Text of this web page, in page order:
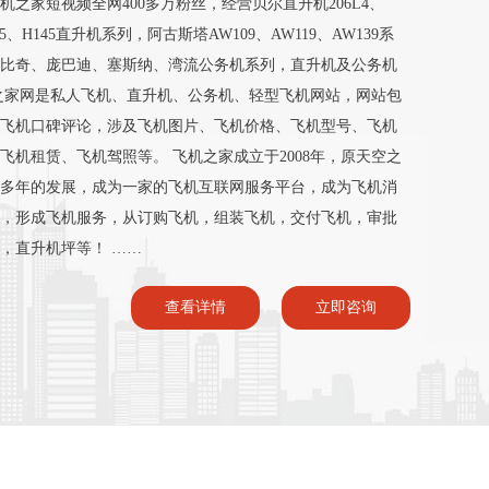
家短视频全网400多万粉丝，经营贝尔直升机206L4、
H145直升机系列，阿古斯塔AW109、AW119、AW139系
奇、庞巴迪、塞斯纳、湾流公务机系列，直升机及公务机
网是私人飞机、直升机、公务机、轻型飞机网站，网站包
机口碑评论，涉及飞机图片、飞机价格、飞机型号、飞机
机租赁、飞机驾照等。 飞机之家成立于2008年，原天空之
年的发展，成为一家的飞机互联网服务平台，成为飞机消
形成飞机服务，从订购飞机，组装飞机，交付飞机，审批
，直升机坪等！ ……
立即咨询
查看详情